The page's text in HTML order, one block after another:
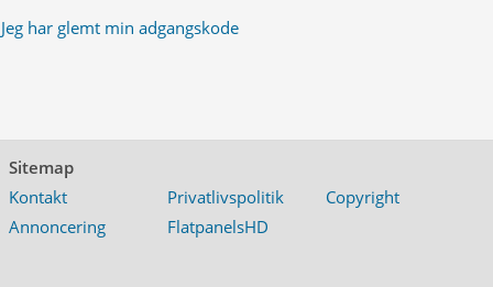
Jeg har glemt min adgangskode
Sitemap
Kontakt
Privatlivspolitik
Copyright
Annoncering
FlatpanelsHD